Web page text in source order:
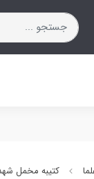
کتیبه مخمل